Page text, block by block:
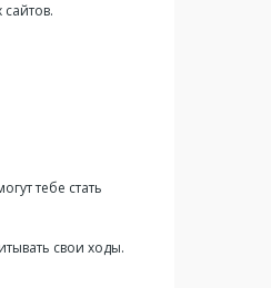
тебе стать
свои ходы.